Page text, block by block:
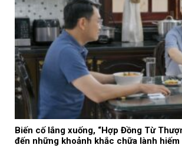
Biến cố lắng xuống, “Hợp Đồng Từ
đến những khoảnh khắc chữa lành hiếm